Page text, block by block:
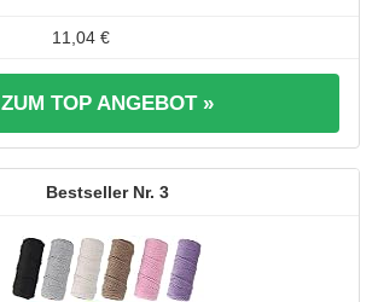
11,04 €
ZUM TOP ANGEBOT »
3